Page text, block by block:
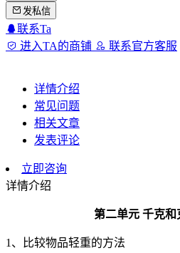
发私信
联系Ta
进入TA的商铺
联系官方客服
详情介绍
常见问题
相关文章
发表评论
立即咨询
详情介绍
第二单元 千克和
1、比较物品轻重的方法